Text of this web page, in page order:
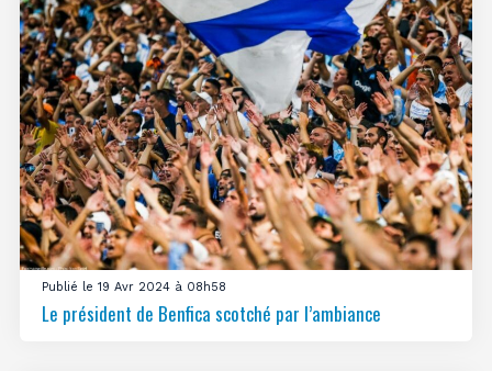
Publié le 19 Avr 2024 à 08h58
Le président de Benfica scotché par l’ambiance